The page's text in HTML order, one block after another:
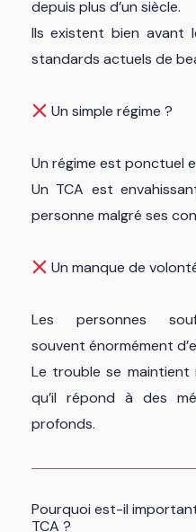
depuis plus d’un siècle.
Ils existent bien avant
standards actuels de
Un simple régime ?
Un régime est ponctuel
Un TCA est
personne malgré ses
Un manque de
Les personnes
souvent énormément
Le trouble se maintient
qu’il répond à des
profonds.
Pourquoi est-il
TCA ?